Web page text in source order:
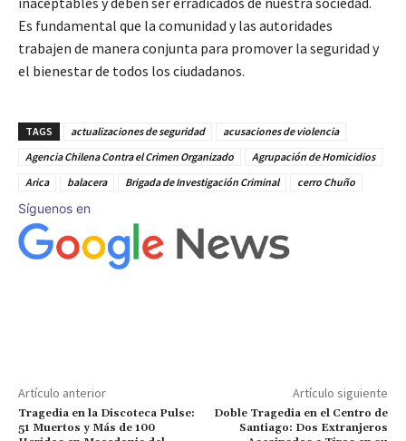
Es fundamental que la comunidad y las autoridades
trabajen de manera conjunta para promover la seguridad y
el bienestar de todos los ciudadanos.
TAGS actualizaciones de seguridad
acusaciones de violencia
Agencia Chilena Contra el Crimen Organizado
Agrupación de Homicidios
Arica
balacera Brigada de Investigación Criminal cerro Chuño
Síguenos en
Artículo anterior
Tragedia en la Discoteca Pulse:
51 Muertos y Más de 100
Artículo siguiente
Doble Tragedia en el Centro de
Santiago: Dos Extranjeros